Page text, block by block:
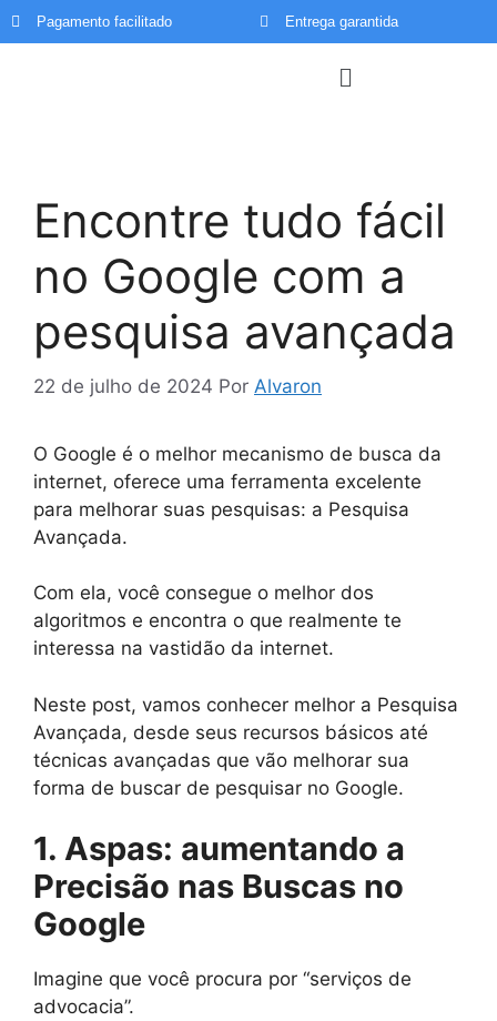
Pagamento facilitado Entrega garantida
Encontre tudo fácil
no Google com a
pesquisa avançada
22 de julho de 2024 Por Alvaron
O Google é o melhor mecanismo de busca da
internet, oferece uma ferramenta excelente
para melhorar suas pesquisas: a Pesquisa
Avançada.
Com ela, você consegue o melhor dos
algoritmos e encontra o que realmente te
interessa na vastidão da internet.
Neste post, vamos conhecer melhor a Pesquisa
Avançada, desde seus recursos básicos até
técnicas avançadas que vão melhorar sua
forma de buscar de pesquisar no Google.
1. Aspas: aumentando a
Precisão nas Buscas no
Google
Imagine que você procura por “serviços de
advocacia”.